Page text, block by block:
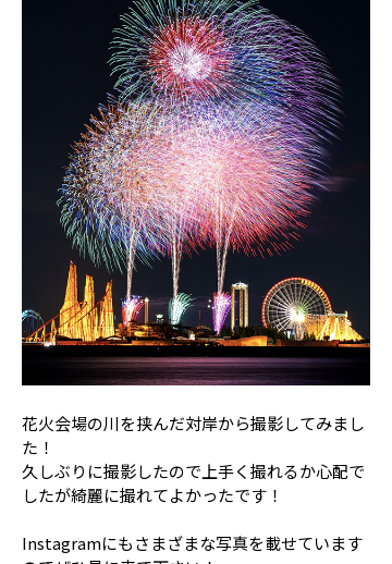
花火会場の川を挟んだ対岸から撮影してみまし
た！
久しぶりに撮影したので上手く撮れるか心配で
したが綺麗に撮れてよかったです！
Instagramにもさまざまな写真を載せています